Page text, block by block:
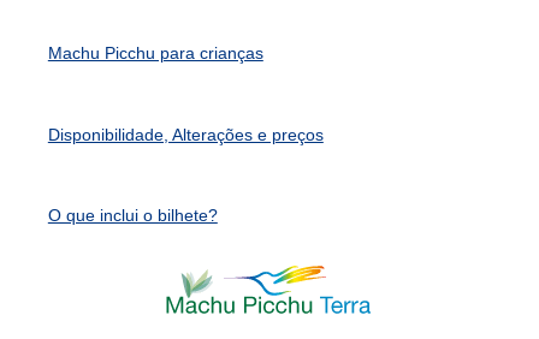
Machu Picchu para crianças
Disponibilidade, Alterações e preços
O que inclui o bilhete?